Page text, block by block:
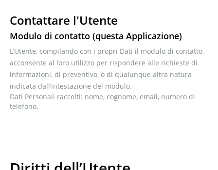
Contattare l'Utente
Modulo di contatto (questa Applicazione)
L’Utente, compilando con i propri Dati il modulo di contatto,
acconsente al loro utilizzo per rispondere alle richieste di
informazioni, di preventivo, o di qualunque altra natura
indicata dall’intestazione del modulo.
Dati Personali raccolti: nome, cognome, email, numero di
telefono.